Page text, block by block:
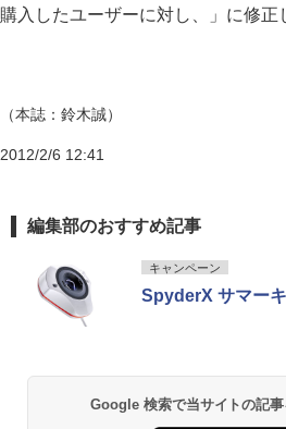
購入したユーザーに対し、」に修正
（本誌：鈴木誠）
2012/2/6 12:41
編集部のおすすめ記事
キャンペーン
SpyderX サマー
Google 検索で当サイトの記